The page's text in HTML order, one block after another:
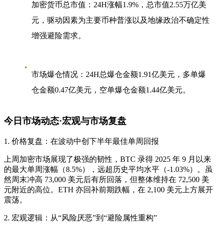
加密货币总市值 ：24H涨幅1.9%，总市值2.55万亿美
元，驱动因素为主要币种普涨以及地缘政治不确定性
增强避险需求。
市场爆仓情况 ：24H总爆仓金额1.91亿美元，多单爆
仓金额0.47亿美元，空单爆仓金额1.44亿美元。
今日市场动态·宏观与市场复盘
1. 价格复盘：在波动中创下半年最佳单周回报
上周加密市场展现了极强的韧性，BTC 录得 2025 年 9 月以来
的最大单周涨幅（8.5%），远超历史平均水平（-1.03%）。虽
然周末冲高 73,000 美元后有所回落，但整体维持在 72,500 美
元附近的高位。ETH 亦回补前期跌幅，在 2,100 美元上方展开
震荡。
2. 宏观逻辑：从“风险厌恶”到“避险属性重构”